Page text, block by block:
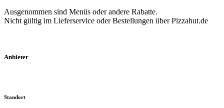
Ausgenommen sind Menüs oder andere Rabatte.
Nicht gültig im Lieferservice oder Bestellungen über Pizzahut.de
Anbieter
Standort